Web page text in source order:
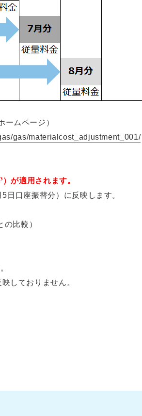
ームページ）
gas/materialcost_adjustment_001/
が適用されます。
日口座振替分）に反映します。
比較）
しておりません。